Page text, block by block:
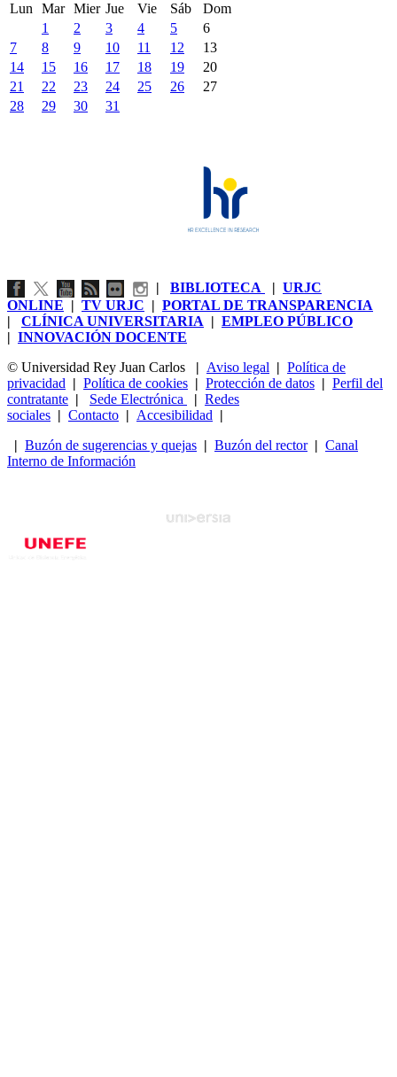
Lun
Mar Mier Jue Vie Sáb
Dom
1
2 3 4 5
6
7
8 9 10 11 12
13
14
15 16 17 18 19
20
21
22 23 24 25 26
27
28
29 30 31
| BIBLIOTECA | URJC
ONLINE | TV URJC | PORTAL DE TRANSPARENCIA
| CLÍNICA UNIVERSITARIA | EMPLEO PÚBLICO
| INNOVACIÓN DOCENTE
© Universidad Rey Juan Carlos
| Aviso legal | Política de
privacidad | Política de cookies | Protección de datos | Perfil del
contratante | Sede Electrónica | Redes
sociales | Contacto | Accesibilidad |
| Buzón de sugerencias y quejas | Buzón del rector| Canal
Interno de Información